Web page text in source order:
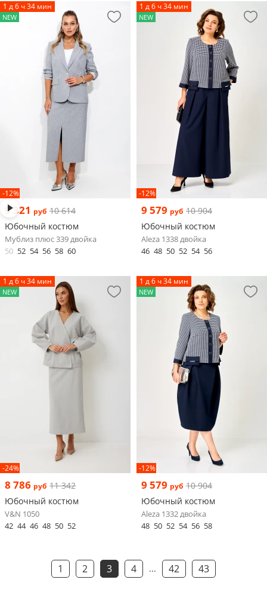
1 д 6 ч 34 мин
NEW
-12%
9 321 руб 10 614
Юбочный костюм
Мублиз плюс 339 двойка
50 52 54 56 58 60
1 д 6 ч 34 мин
NEW
-12%
9 579 руб 10 904
Юбочный костюм
Aleza 1338 двойка
46 48 50 52 54 56
1 д 6 ч 34 мин
NEW
-24%
8 786 руб 11 342
Юбочный костюм
V&N 1050
42 44 46 48 50 52
1 д 6 ч 34 мин
NEW
-12%
9 579 руб 10 904
Юбочный костюм
Aleza 1332 двойка
48 50 52 54 56 58
1 2 3 4 ... 42 43